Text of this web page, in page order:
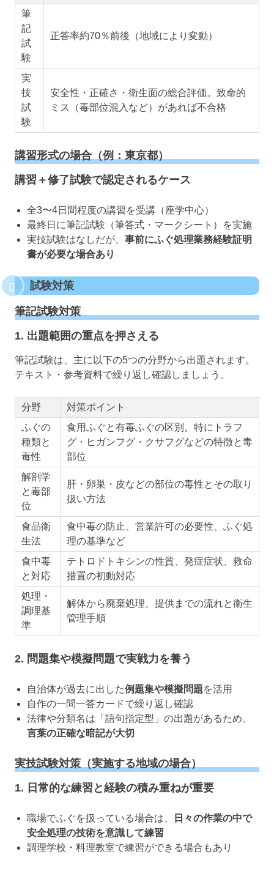
筆
記
試
験
正答率約70％前後（地域により変動）
実
技
試
験
安全性・正確さ・衛生面の総合評価。致命的
ミス（毒部位混入など）があれば不合格
講習形式の場合（例：東京都）
講習＋修了試験で認定されるケース
全3〜4日間程度の講習を受講（座学中心）
最終日に筆記試験（筆答式・マークシート）を実施
実技試験はなしだが、 事前にふぐ処理業務経験証明
書が必要な場合あり
試験対策
筆記試験対策
1. 出題範囲の重点を押さえる
筆記試験は、主に以下の5つの分野から出題されます。
テキスト・参考資料で繰り返し確認しましょう。
分野
対策ポイント
ふぐの
種類と
毒性
食用ふぐと有毒ふぐの区別。特にトラフ
グ・ヒガンフグ・クサフグなどの特徴と毒
部位
解剖学
と毒部
位
肝・卵巣・皮などの部位の毒性とその取り
扱い方法
食品衛
生法
食中毒の防止、営業許可の必要性、ふぐ処
理の基準など
食中毒
と対応
テトロドトキシンの性質、発症症状、救命
措置の初動対応
処理・
調理基
準
解体から廃棄処理、提供までの流れと衛生
管理手順
2. 問題集や模擬問題で実戦力を養う
自治体が過去に出した例題集や模擬問題を活用
自作の一問一答カードで繰り返し確認
法律や分類名は「語句指定型」の出題があるため、
言葉の正確な暗記が大切
実技試験対策（実施する地域の場合）
1. 日常的な練習と経験の積み重ねが重要
職場でふぐを扱っている場合は、
日々の作業の中で
安全処理の技術を意識して練習
調理学校・料理教室で練習ができる場合もあり